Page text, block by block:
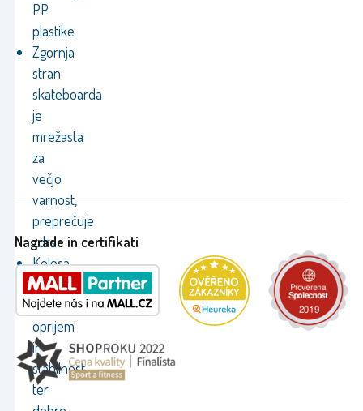
PP
plastike
Zgornja
stran
skateboarda
je
mrežasta
za
večjo
varnost,
preprečuje
zdrs
Kolesa
imajo
odličen
oprijem
in
stabilnost
ter
Nagrade in certifikati